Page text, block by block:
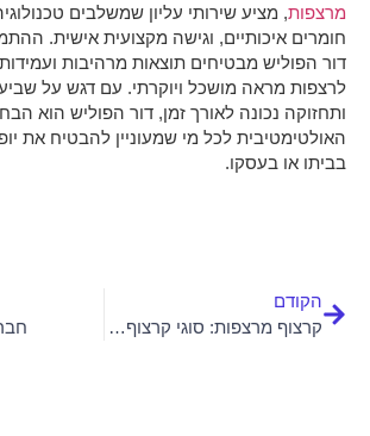
מרצפות, מציע שירותי עליון שמשלבים
חומרים איכותיים, וגישה מקצועית אישית.
דור הפוליש מבטיחים תוצאות מרהיבות
לרצפות מראה מושכל ויוקרתי. עם דגש על
ותחזוקה נכונה לאורך זמן, דור הפוליש הוא
האולטימטיבית לכל מי שמעוניין להבטיח את
בביתו או בעסקו.
הקודם
קרצוף מרצפות: סוגי קרצוף מרצפות